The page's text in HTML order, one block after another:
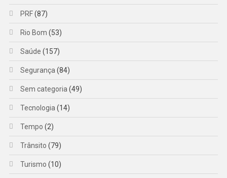
PRF(87)
Rio Bom (53)
Saúde (157)
Segurança (84)
Sem categoria (49)
Tecnologia (14)
Tempo (2)
Trânsito (79)
Turismo (10)